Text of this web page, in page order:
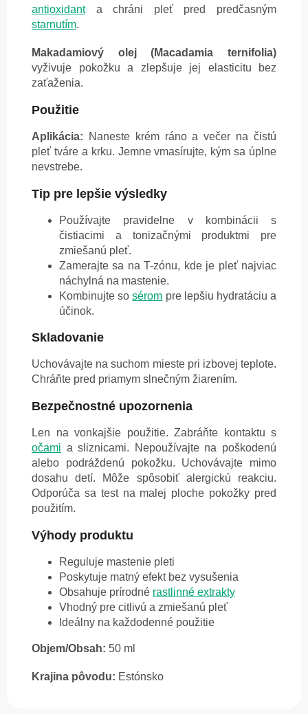
antioxidanta chráni pleť pred predčasným
starnutím.
Makadamiový olej (Macadamia ternifolia)
vyživuje pokožku a zlepšuje jej elasticitu bez
zaťaženia.
Použitie
Aplikácia: Naneste krém ráno a večer na čistú
pleť tváre a krku. Jemne vmasírujte, kým sa úplne
nevstrebe.
Tip pre lepšie výsledky
Používajte pravidelne v kombinácii s
čistiacimi a tonizačnými produktmi pre
zmiešanú pleť.
Zamerajte sa na T-zónu, kde je pleť najviac
náchylná na mastenie.
Kombinujte sosérom pre lepšiu hydratáciu a
účinok.
Skladovanie
Uchovávajte na suchom mieste pri izbovej teplote.
Chráňte pred priamym slnečným žiarením.
Bezpečnostné upozornenia
Len na vonkajšie použitie. Zabráňte kontaktu s
očami a sliznicami. Nepoužívajte na poškodenú
alebo podráždenú pokožku. Uchovávajte mimo
dosahu detí. Môže spôsobiť alergickú reakciu.
Odporúča sa test na malej ploche pokožky pred
použitím.
Výhody produktu
Reguluje mastenie pleti
Poskytuje matný efekt bez vysušenia
Obsahuje prírodné rastlinné extrakty
Vhodný pre citlivú a zmiešanú pleť
Ideálny na každodenné použitie
Objem/Obsah: 50 ml
Krajina pôvodu: Estónsko